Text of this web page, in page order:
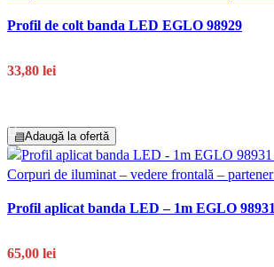
Profil de colt banda LED EGLO 98929
33,80 lei
▤Adaugă la ofertă
Profil aplicat banda LED – 1m EGLO 98931
65,00 lei